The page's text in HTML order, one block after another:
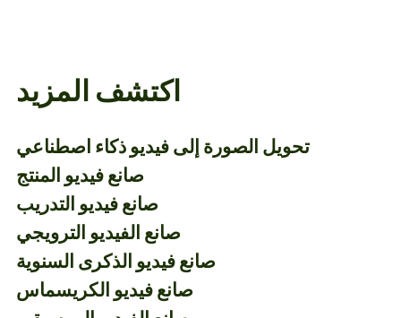
اكتشف المزيد
تحويل الصورة إلى فيديو ذكاء اصطناعي
صانع فيديو المنتج
صانع فيديو التدريب
صانع الفيديو الترويجي
صانع فيديو الذكرى السنوية
صانع فيديو الكريسماس